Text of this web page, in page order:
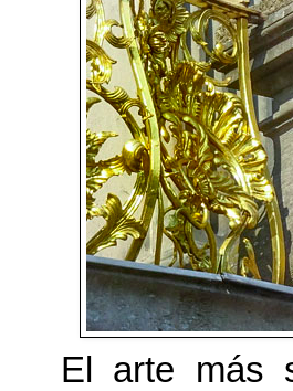
El arte más